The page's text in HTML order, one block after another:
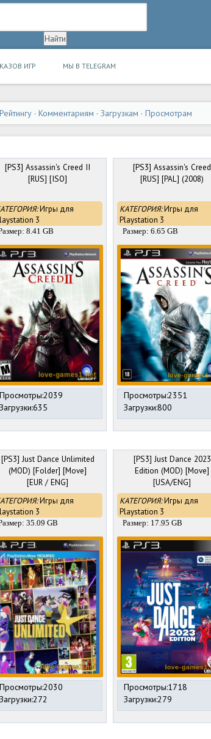
ИГР МЫ В TELEGRAM
Рейтингу · Комментариям · Загрузкам · Просмотрам
[PS3] Assassin's Creed II
[RUS] [ISO]
Игры для
3
8.41 GB
Просмотры:2039
Загрузки:635
[PS3] Assassin's Creed
[RUS] [PAL] (2008)
КАТЕГОРИЯ:Игры для
Playstation 3
Размер: 6.65 GB
Просмотры:2351
Загрузки:800
[PS3] Just Dance Unlimited
(MOD) [Folder] [Move]
[EUR / ENG]
Игры для
3
35.09 GB
Просмотры:2030
Загрузки:272
[PS3] Just Dance 2023
Edition (MOD) [Move]
[USA/ENG]
КАТЕГОРИЯ:Игры для
Playstation 3
Размер: 17.95 GB
Просмотры:1718
Загрузки:279